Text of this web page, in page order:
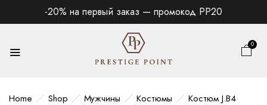
-20% на первый заказ — промокод PP20
0
Home Shop Мужчины Костюмы Костюм J.В4